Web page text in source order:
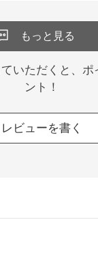
もっと見る
いただくと、
ント！
レビューを書く